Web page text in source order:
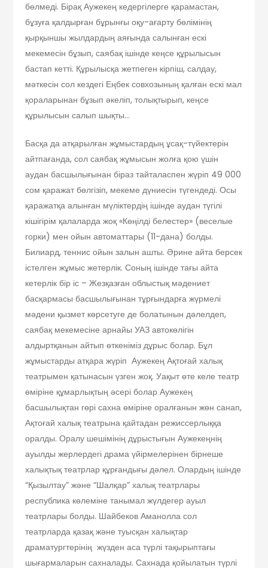
бөлмеді. Бірақ Аужекең кедергілерге қарамастан,
бұзуға қалдырған бұрынғы оқу-ағарту бөлімінің
қырқыншы жылдардың аяғында салынған ескі
мекемесін бұзып, саябақ ішінде кеңсе құрылысын
бастап кетті. Құрылысқа жетпеген кірпіш, салдау,
мәткесін сол кездегі Еңбек совхозының қалған ескі мал
қораларынан бұзып әкеліп, толықтырып, кеңсе
құрылысын салып шықты…
Басқа да атқарылған жұмыстардың ұсақ-түйектерін
айтпағанда, сол саябақ жұмысын жолға қою үшін
аудан басшылығынан біраз тайталаспен жүріп 49 000
сом қаражат бөлгізіп, мекеме дүниесін түгендеді. Осы
қаражатқа алынған мүліктердің ішінде аудан түгілі
кішігірім қалаларда жоқ «Көңілді белестер» (веселые
горки) мен ойын автоматтары (11-дана) болды.
Билиард, теннис ойын залын ашты. Әрине айта берсек
істелген жұмыс жетерлік. Соның ішінде тағы айта
кетерлік бір іс – Жезқазған облыстық мәдениет
басқармасы басшылығынан тұрғындарға жүрмелі
мәдени қызмет көрсетуге де болатынын дәлелдеп,
саябақ мекемесіне арнайы УАЗ автокөлігін
алдыртқанын айтып өткеніміз дұрыс болар. Бұл
жұмыстарды атқара жүріп Аужекең Ақтоғай халық
театрымен қатынасын үзген жоқ. Уақыт өте келе театр
өміріне құмарлықтың әсері болар Аужекең
басшылықтан гөрі сахна өміріне оралғанын жөн санап,
Ақтоғай халық театрына қайтадан режиссерлыққа
оралды. Оралу шешімінің дұрыстығын Аужекеңнің
ауылды жерлердегі драма үйірмелерінен бірнеше
халықтық театрлар құрғандығы дәлел. Олардың ішінде
“Қызылтау” және “Шалқар” халық театрлары
республика көлеміне танымал жүлдегер ауыл
театрлары болды. Шайбеков Аманолла сол
театрларда қазақ және туысқан халықтар
драматургтерінің жүзден аса түрлі тақырыптағы
шығармаларын сахналады. Сахнада қойылатын түрлі